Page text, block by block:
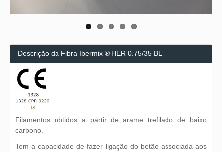
Descrição da Fibra Ibermix ® HER 0.75/35 BL
Filamentos obtidos a partir de arame trefilado de baixo
carbono.
Tem a capacidade de fazer ligação do betão associada aos